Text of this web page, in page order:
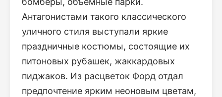
Антагонистами такого классического
уличного стиля выступали яркие
праздничные костюмы, состоящие их
питоновых рубашек, жаккардовых
пиджаков. Из расцветок Форд отдал
предпочтение ярким неоновым цветам,